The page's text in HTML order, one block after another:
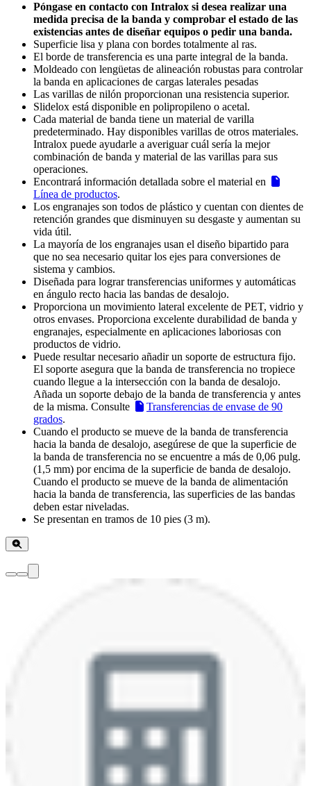
Póngase en contacto con Intralox si desea realizar una
medida precisa de la banda y comprobar el estado de las
existencias antes de diseñar equipos o pedir una banda.
Superficie lisa y plana con bordes totalmente al ras.
El borde de transferencia es una parte integral de la banda.
Moldeado con lengüetas de alineación robustas para controlar
la banda en aplicaciones de cargas laterales pesadas
Las varillas de nilón proporcionan una resistencia superior.
Slidelox está disponible en polipropileno o acetal.
Cada material de banda tiene un material de varilla
predeterminado. Hay disponibles varillas de otros materiales.
Intralox puede ayudarle a averiguar cuál sería la mejor
combinación de banda y material de las varillas para sus
operaciones.
Encontrará información detallada sobre el material en
Línea de productos.
Los engranajes son todos de plástico y cuentan con dientes de
retención grandes que disminuyen su desgaste y aumentan su
vida útil.
La mayoría de los engranajes usan el diseño bipartido para
que no sea necesario quitar los ejes para conversiones de
sistema y cambios.
Diseñada para lograr transferencias uniformes y automáticas
en ángulo recto hacia las bandas de desalojo.
Proporciona un movimiento lateral excelente de PET, vidrio y
otros envases. Proporciona excelente durabilidad de banda y
engranajes, especialmente en aplicaciones laboriosas con
productos de vidrio.
Puede resultar necesario añadir un soporte de estructura fijo.
El soporte asegura que la banda de transferencia no tropiece
cuando llegue a la intersección con la banda de desalojo.
Añada un soporte debajo de la banda de transferencia y antes
de la misma. Consulte
Transferencias de envase de 90
grados.
Cuando el producto se mueve de la banda de transferencia
hacia la banda de desalojo, asegúrese de que la superficie de
la banda de transferencia no se encuentre a más de 0,06 pulg.
(1,5 mm) por encima de la superficie de banda de desalojo.
Cuando el producto se mueve de la banda de alimentación
hacia la banda de transferencia, las superficies de las bandas
deben estar niveladas.
Se presentan en tramos de 10 pies (3 m).